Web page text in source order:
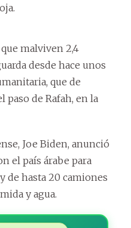
malviven 2,4
desde hace unos
que de
paso de Rafah, en la
Joe Biden, anunció
el país árabe para
hasta 20 camiones
y agua.